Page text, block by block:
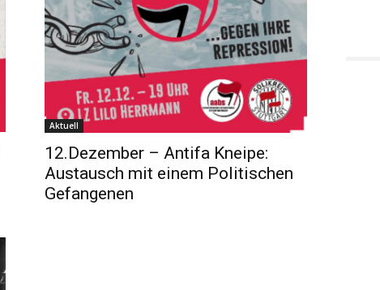
Aktuell
12.Dezember – Antifa Kneipe:
Austausch mit einem Politischen
Gefangenen